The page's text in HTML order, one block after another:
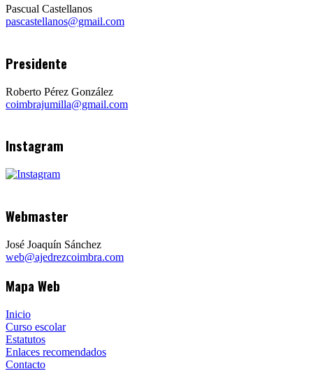
Pascual Castellanos
pascastellanos@gmail.com
Presidente
Roberto Pérez González
coimbrajumilla@gmail.com
Instagram
Webmaster
José Joaquín Sánchez
web@ajedrezcoimbra.com
Mapa Web
Inicio
Curso escolar
Estatutos
Enlaces recomendados
Contacto